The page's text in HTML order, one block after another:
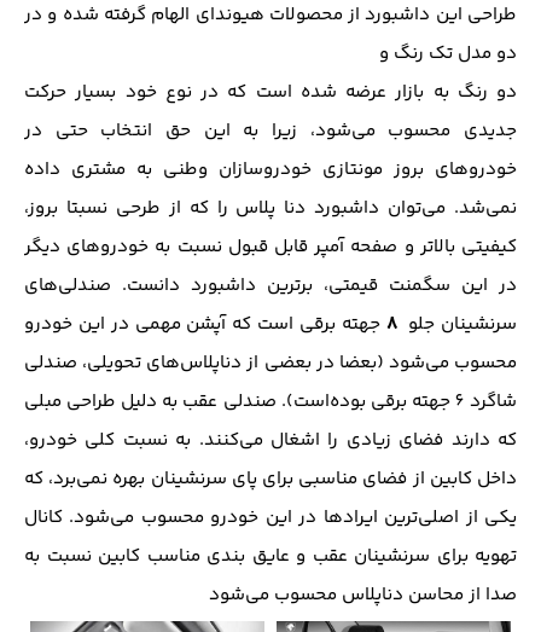
طراحی این داشبورد از محصولات هیوندای الهام گرفته شده و در
دو مدل تک رنگ و
دو رنگ به بازار عرضه شده است که در نوع خود بسیار حرکت
جدیدی محسوب می‌شود، زیرا به این حق انتخاب حتی در
خودروهای بروز مونتازی خودروسازان وطنی به مشتری داده
نمی‌شد. می‌توان داشبورد دنا پلاس را که از طرحی نسبتا بروز،
کیفیتی بالاتر و صفحه آمپر قابل قبول نسبت به خودروهای دیگر
در این سگمنت قیمتی، برترین داشبورد دانست. صندلی‌های
سرنشینان جلو 8 جهته برقی است که آپشن مهمی در این خودرو
محسوب می‌شود (بعضا در بعضی از دناپلاس‌های تحویلی، صندلی
شاگرد 6 جهته برقی بوده‌است). صندلی عقب به دلیل طراحی مبلی
که دارند فضای زیادی را اشغال می‌کنند. به نسبت کلی خودرو،
داخل کابین از فضای مناسبی برای پای سرنشینان بهره نمی‌برد، که
یکی از اصلی‌ترین ایرادها در این خودرو محسوب می‌شود. کانال
تهویه برای سرنشینان عقب و عایق بندی مناسب کابین نسبت به
صدا از محاسن دناپلاس محسوب می‌شود